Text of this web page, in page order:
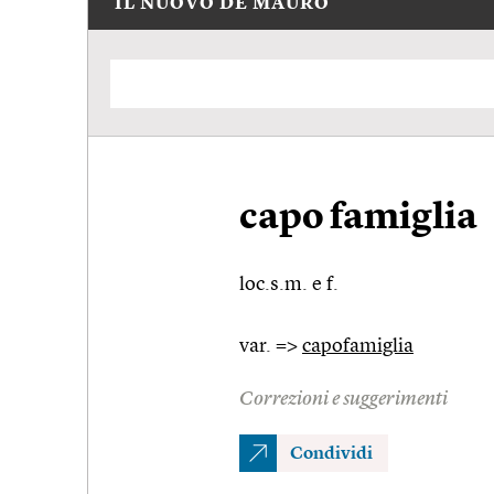
IL NUOVO DE MAURO
capo famiglia
loc.s.m. e f.
var. => capofamiglia
Correzioni e suggerimenti
Condividi